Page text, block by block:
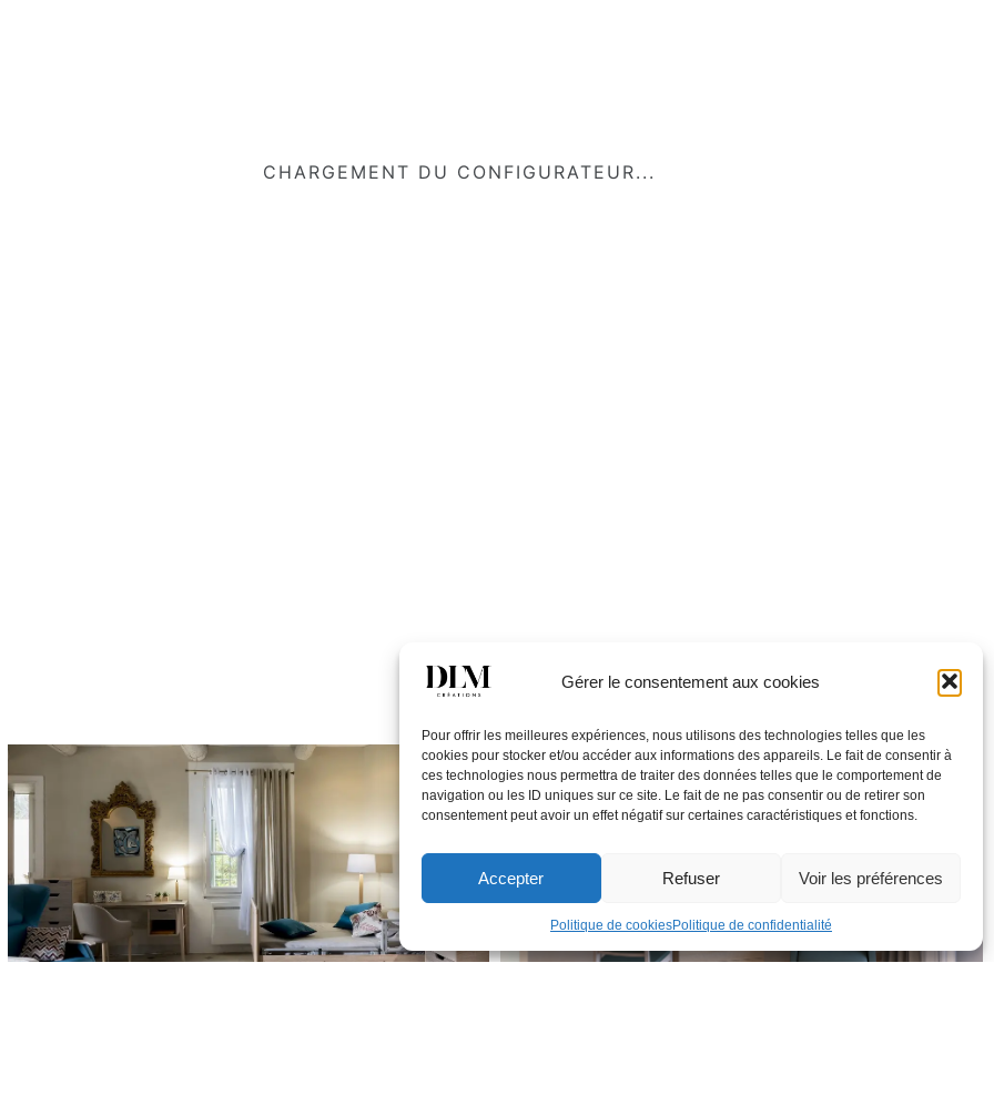
Gérer le consentement aux cookies
Pour offrir les meilleures expériences, nous utilisons des technologies telles que les
cookies pour stocker et/ou accéder aux informations des appareils. Le fait de consentir à
ces technologies nous permettra de traiter des données telles que le comportement de
navigation ou les ID uniques sur ce site. Le fait de ne pas consentir ou de retirer son
consentement peut avoir un effet négatif sur certaines caractéristiques et fonctions.
Accepter Refuser Voir les préférences
Politique de cookiesPolitique de confidentialité